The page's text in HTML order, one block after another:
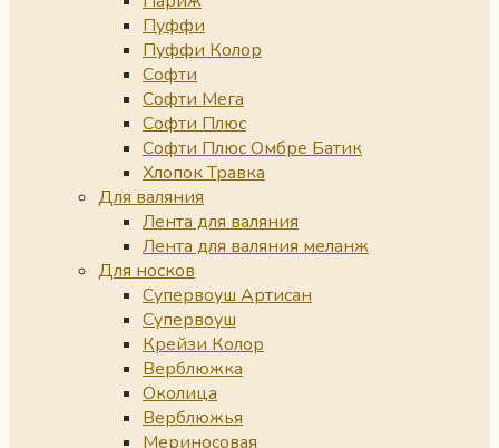
Пуффи
Пуффи Колор
Софти
Софти Мега
Софти Плюс
Софти Плюс Омбре Батик
Хлопок Травка
Для валяния
Лента для валяния
Лента для валяния меланж
Для носков
Супервоуш Артисан
Супервоуш
Крейзи Колор
Верблюжка
Околица
Верблюжья
Мериносовая